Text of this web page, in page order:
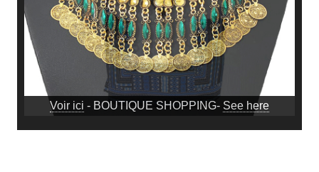
Voir ici - BOUTIQUE SHOPPING- See here